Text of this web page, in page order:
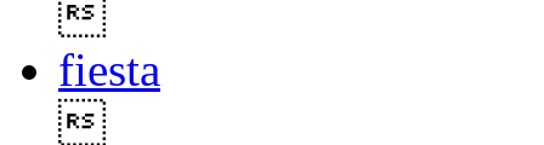
fiesta